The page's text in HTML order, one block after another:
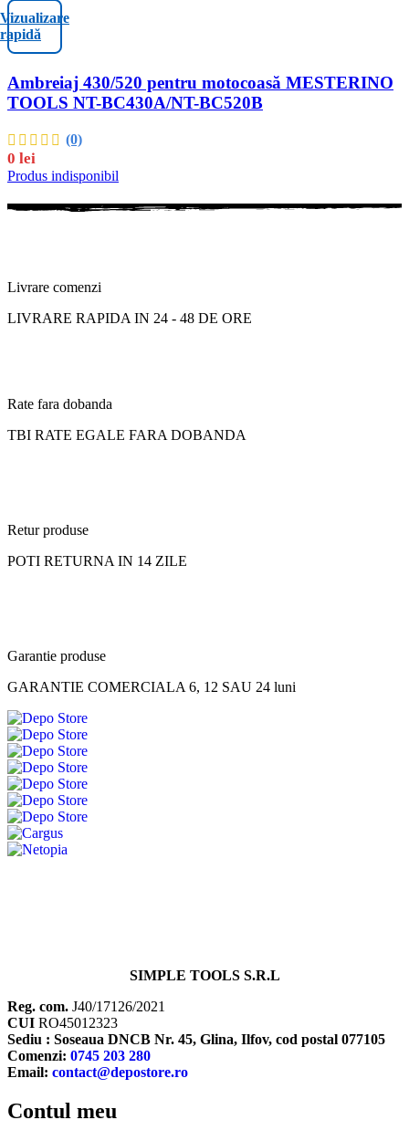
Vizualizare
rapidă
Ambreiaj 430/520 pentru motocoasă MESTERINO
TOOLS NT-BC430A/NT-BC520B
(0)
0 lei
Produs indisponibil
Livrare comenzi
LIVRARE RAPIDA IN 24 - 48 DE ORE
Rate fara dobanda
TBI RATE EGALE FARA DOBANDA
Retur produse
POTI RETURNA IN 14 ZILE
Garantie produse
GARANTIE COMERCIALA 6, 12 SAU 24 luni
SIMPLE TOOLS S.R.L
Reg. com. J40/17126/2021
CUI RO45012323
Sediu : Soseaua DNCB Nr. 45, Glina, Ilfov, cod postal 077105
Comenzi: 0745 203 280
Email: contact@depostore.ro
Contul meu